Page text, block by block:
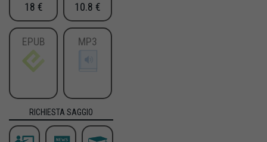
18 € 10.8 €
EPUB MP3
RICHIESTA SAGGIO